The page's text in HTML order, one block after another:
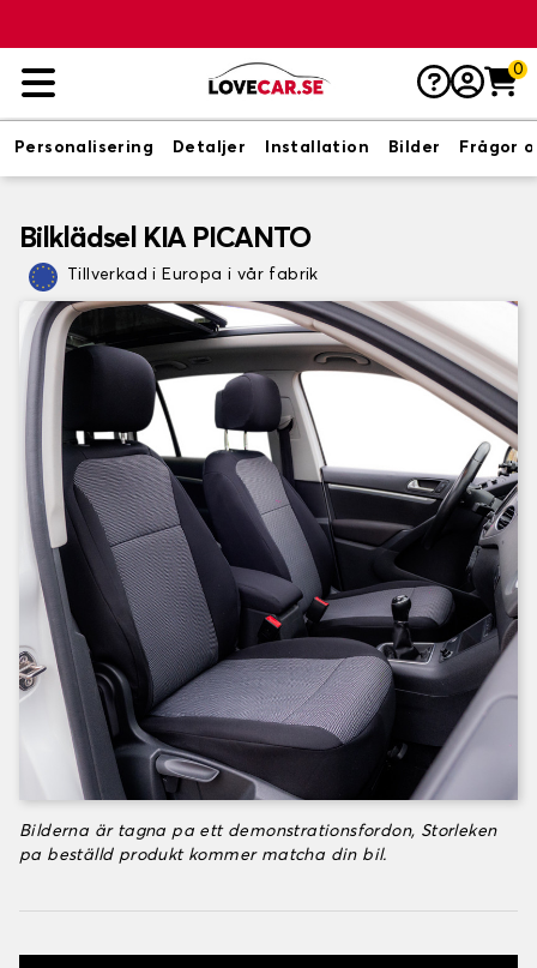
0
Personalisering Detaljer Installation Bilder Frågor
Bilklädsel KIA PICANTO
Tillverkad i Europa i vår fabrik
Bilderna är tagna pa ett demonstrationsfordon, Storleken
pa beställd produkt kommer matcha din bil.